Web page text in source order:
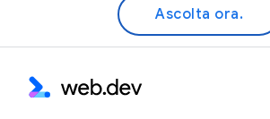
Ascolta ora.